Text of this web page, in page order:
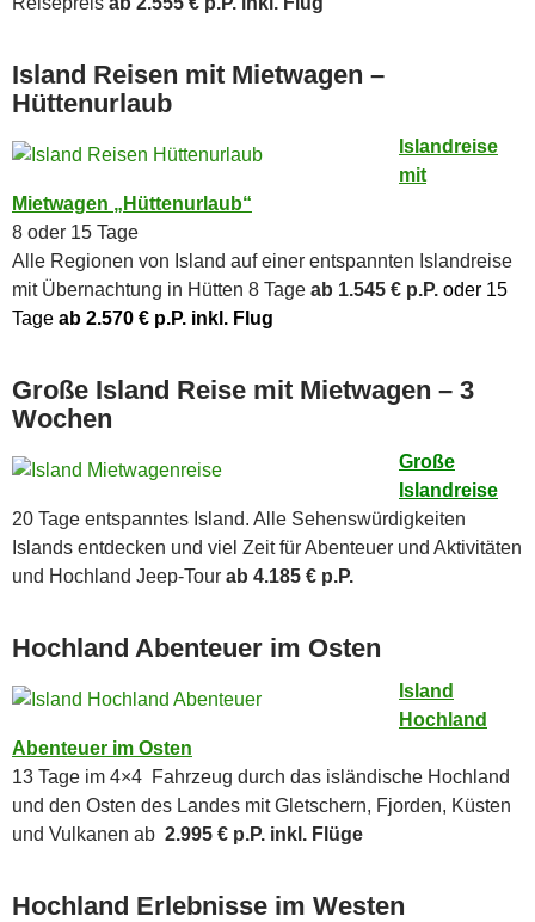
Island Reisen mit Mietwagen –
Hüttenurlaub
Islandreise
mit
Mietwagen „Hüttenurlaub“
8 oder 15 Tage
Alle Regionen von Island auf einer entspannten Islandreise
mit Übernachtung in Hütten 8 Tage ab 1.545 € p.P. oder 15
Tage ab 2.570 € p.P. inkl. Flug
Große Island Reise mit Mietwagen – 3
Wochen
Große
Islandreise
20 Tage entspanntes Island. Alle Sehenswürdigkeiten
Islands entdecken und viel Zeit für Abenteuer und Aktivitäten
und Hochland Jeep-Tour ab 4.185 € p.P.
Hochland Abenteuer im Osten
Island
Hochland
Abenteuer im Osten
13 Tage im 4×4 Fahrzeug durch das isländische Hochland
und den Osten des Landes mit Gletschern, Fjorden, Küsten
und Vulkanen ab 2.995 € p.P. inkl. Flüge
Hochland Erlebnisse im Westen